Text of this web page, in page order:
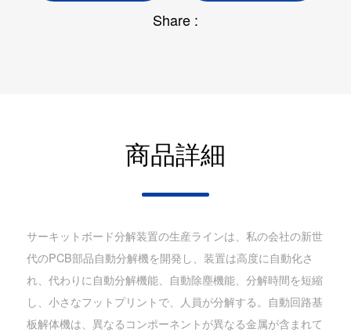
Share :
商品詳細
サーキットボード分解装置の生産ラインは、私の会社の新世
代のPCB部品自動分解機を開発し、装置は高度に自動化さ
れ、代わりに自動分解機能、自動除塵機能、分解時間を短縮
し、小さなフットプリントで、人員が分解する。自動回路基
板解体機は、異なるコンポーネントが異なる金属が含まれて